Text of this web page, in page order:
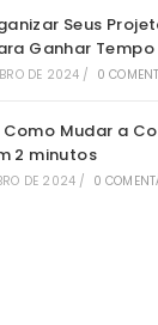
Seus
Ganhar Tempo
DE 2024 / 0
Como Mudar a
2 minutos
DE 2024 / 0